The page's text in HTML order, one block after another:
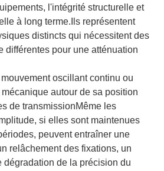
l'intégrité structurelle et
à long terme.Ils représentent
distincts qui nécessitent des
différentes pour une atténuation
oscillant continu ou
autour de sa position
de transmissionMême les
si elles sont maintenues
peuvent entraîner une
relâchement des fixations, un
dégradation de la précision du